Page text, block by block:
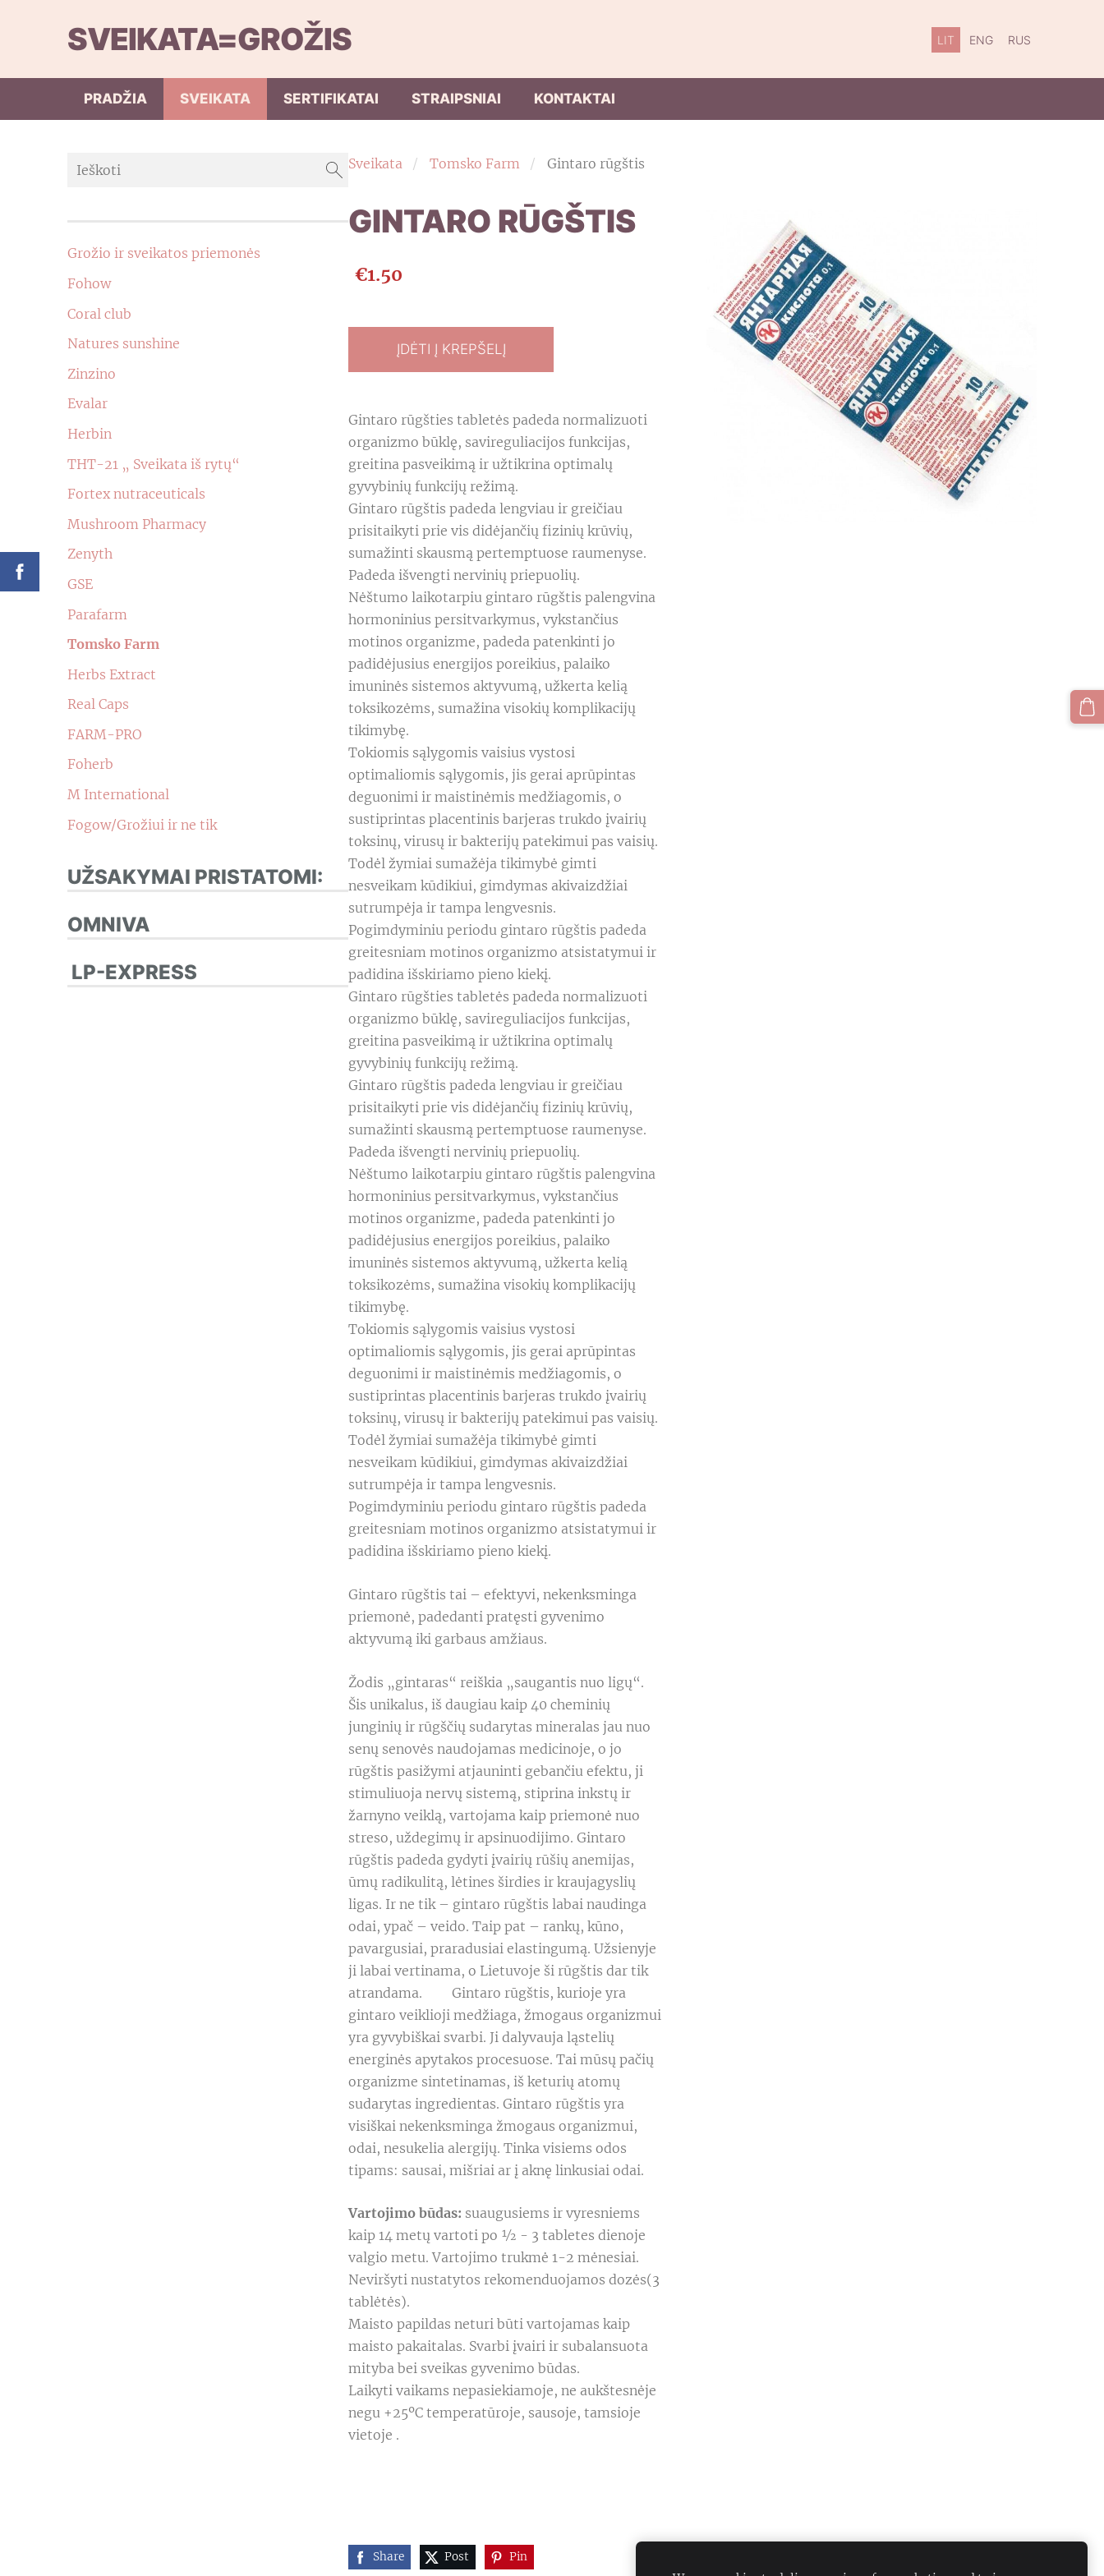
SVEIKATA=GROŽIS LIT ENG RUS
PRADŽIA SVEIKATA SERTIFIKATAI STRAIPSNIAI KONTAKTAI
Grožio ir sveikatos priemonės
Fohow
Coral club
Natures sunshine
Zinzino
Evalar
Herbin
ТНТ-21 „ Sveikata iš rytų“
Fortex nutraceuticals
Mushroom Pharmacy
Zenyth
GSE
Parafarm
Tomsko Farm
Herbs Extract
Real Caps
FARM-PRO
Foherb
M International
Fogow/Grožiui ir ne tik
UŽSAKYMAI PRISTATOMI:
OMNIVA
LP-EXPRESS
Sveikata Tomsko Farm Gintaro rūgštis
GINTARO RŪGŠTIS
€1.50
ĮDĖTI Į KREPŠELĮ
Gintaro rūgšties tabletės padeda normalizuoti
organizmo būklę, savireguliacijos funkcijas,
greitina pasveikimą ir užtikrina optimalų
gyvybinių funkcijų režimą.
Gintaro rūgštis padeda lengviau ir greičiau
prisitaikyti prie vis didėjančių fizinių krūvių,
sumažinti skausmą pertemptuose raumenyse.
Padeda išvengti nervinių priepuolių.
Nėštumo laikotarpiu gintaro rūgštis palengvina
hormoninius persitvarkymus, vykstančius
motinos organizme, padeda patenkinti jo
padidėjusius energijos poreikius, palaiko
imuninės sistemos aktyvumą, užkerta kelią
toksikozėms, sumažina visokių komplikacijų
tikimybę.
Tokiomis sąlygomis vaisius vystosi
optimaliomis sąlygomis, jis gerai aprūpintas
deguonimi ir maistinėmis medžiagomis, o
sustiprintas placentinis barjeras trukdo įvairių
toksinų, virusų ir bakterijų patekimui pas vaisių.
Todėl žymiai sumažėja tikimybė gimti
nesveikam kūdikiui, gimdymas akivaizdžiai
sutrumpėja ir tampa lengvesnis.
Pogimdyminiu periodu gintaro rūgštis padeda
greitesniam motinos organizmo atsistatymui ir
padidina išskiriamo pieno kiekį.
Gintaro rūgšties tabletės padeda normalizuoti
organizmo būklę, savireguliacijos funkcijas,
greitina pasveikimą ir užtikrina optimalų
gyvybinių funkcijų režimą.
Gintaro rūgštis padeda lengviau ir greičiau
prisitaikyti prie vis didėjančių fizinių krūvių,
sumažinti skausmą pertemptuose raumenyse.
Padeda išvengti nervinių priepuolių.
Nėštumo laikotarpiu gintaro rūgštis palengvina
hormoninius persitvarkymus, vykstančius
motinos organizme, padeda patenkinti jo
padidėjusius energijos poreikius, palaiko
imuninės sistemos aktyvumą, užkerta kelią
toksikozėms, sumažina visokių komplikacijų
tikimybę.
Tokiomis sąlygomis vaisius vystosi
optimaliomis sąlygomis, jis gerai aprūpintas
deguonimi ir maistinėmis medžiagomis, o
sustiprintas placentinis barjeras trukdo įvairių
toksinų, virusų ir bakterijų patekimui pas vaisių.
Todėl žymiai sumažėja tikimybė gimti
nesveikam kūdikiui, gimdymas akivaizdžiai
sutrumpėja ir tampa lengvesnis.
Pogimdyminiu periodu gintaro rūgštis padeda
greitesniam motinos organizmo atsistatymui ir
padidina išskiriamo pieno kiekį.
Gintaro rūgštis tai – efektyvi, nekenksminga
priemonė, padedanti pratęsti gyvenimo
aktyvumą iki garbaus amžiaus.
Žodis „gintaras“ reiškia „saugantis nuo ligų“.
Šis unikalus, iš daugiau kaip 40 cheminių
junginių ir rūgščių sudarytas mineralas jau nuo
senų senovės naudojamas medicinoje, o jo
rūgštis pasižymi atjauninti gebančiu efektu, ji
stimuliuoja nervų sistemą, stiprina inkstų ir
žarnyno veiklą, vartojama kaip priemonė nuo
streso, uždegimų ir apsinuodijimo. Gintaro
rūgštis padeda gydyti įvairių rūšių anemijas,
ūmų radikulitą, lėtines širdies ir kraujagyslių
ligas. Ir ne tik – gintaro rūgštis labai naudinga
odai, ypač – veido. Taip pat – rankų, kūno,
pavargusiai, praradusiai elastingumą. Užsienyje
ji labai vertinama, o Lietuvoje ši rūgštis dar tik
atrandama.         Gintaro rūgštis, kurioje yra
gintaro veiklioji medžiaga, žmogaus organizmui
yra gyvybiškai svarbi. Ji dalyvauja ląstelių
energinės apytakos procesuose. Tai mūsų pačių
organizme sintetinamas, iš keturių atomų
sudarytas ingredientas. Gintaro rūgštis yra
visiškai nekenksminga žmogaus organizmui,
odai, nesukelia alergijų. Tinka visiems odos
tipams: sausai, mišriai ar į aknę linkusiai odai.
Vartojimo būdas: suaugusiems ir vyresniems
kaip 14 metų vartoti po ½ - 3 tabletes dienoje
valgio metu. Vartojimo trukmė 1-2 mėnesiai.
Neviršyti nustatytos rekomenduojamos dozės(3
tablėtės).
Maisto papildas neturi būti vartojamas kaip
maisto pakaitalas. Svarbi įvairi ir subalansuota
mityba bei sveikas gyvenimo būdas.
Laikyti vaikams nepasiekiamoje, ne aukštesnėje
negu +25ºC temperatūroje, sausoje, tamsioje
vietoje .
Share Post Pin